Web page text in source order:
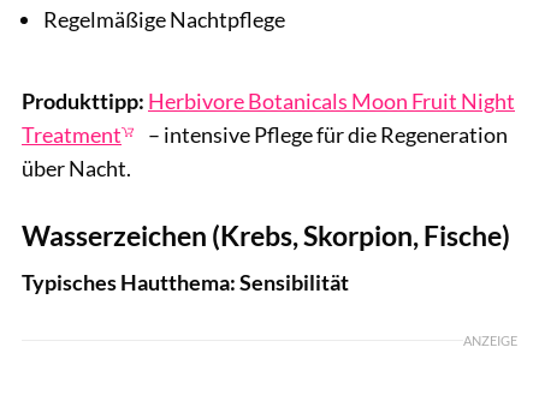
Regelmäßige Nachtpflege
Produkttipp: Herbivore Botanicals Moon Fruit Night
Treatment
– intensive Pflege für die Regeneration
über Nacht.
Wasserzeichen (Krebs, Skorpion, Fische)
Typisches Hautthema: Sensibilität
ANZEIGE